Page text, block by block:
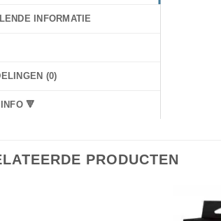
INFORMATIE
(0)
🔻
PRODUCTEN